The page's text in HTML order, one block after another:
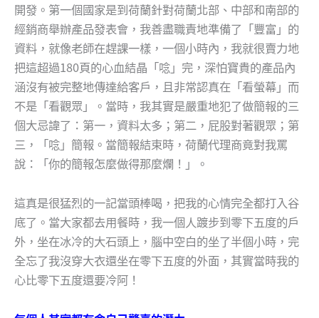
開發。第一個國家是到荷蘭針對荷蘭北部、中部和南部的
經銷商舉辦產品發表會，我善盡職責地準備了「豐富」的
資料，就像老師在趕課一樣，一個小時內，我就很賣力地
把這超過180頁的心血結晶「唸」完，深怕寶貴的產品內
涵沒有被完整地傳達給客戶，且非常認真在「看螢幕」而
不是「看觀眾」。當時，我其實是嚴重地犯了做簡報的三
個大忌諱了：第一，資料太多；第二，屁股對著觀眾；第
三，「唸」簡報。當簡報結束時，荷蘭代理商竟對我罵
說：「你的簡報怎麼做得那麼爛！」。
這真是很猛烈的一記當頭棒喝，把我的心情完全都打入谷
底了。當大家都去用餐時，我一個人踱步到零下五度的戶
外，坐在冰冷的大石頭上，腦中空白的坐了半個小時，完
全忘了我沒穿大衣還坐在零下五度的外面，其實當時我的
心比零下五度還要冷阿！